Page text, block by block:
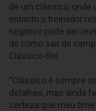
de um clássico, onde
entanto o treinador
negativo pode ser
de como sair de
Clássico-Rei.
“Clássico é sempre
detalhes, mas ainda
certeza que meu